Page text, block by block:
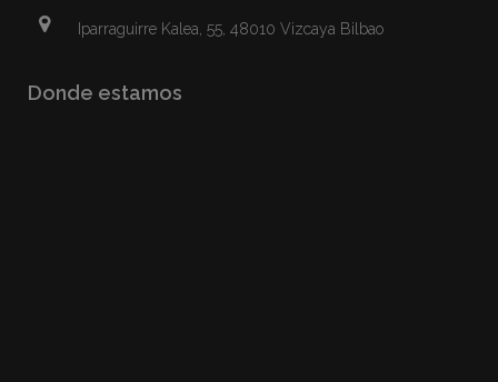
Iparraguirre Kalea, 55, 48010 Vizcaya Bilbao
Donde estamos